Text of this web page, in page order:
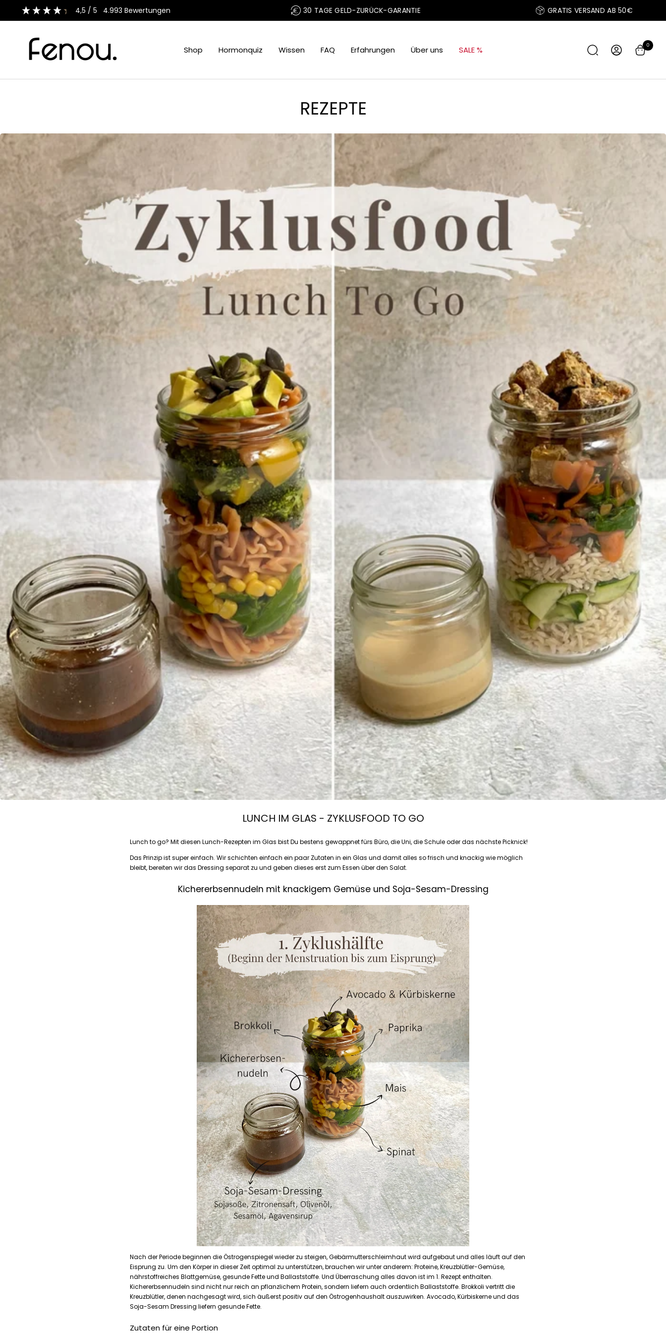
zum
4,5 / 5 4.993 Bewertungen 30 TAGE GELD-ZURÜCK-GARANTIE GRATIS VERSAND AB 50€
Shop Hormonquiz Wissen FAQ Erfahrungen Über uns SALE %
fenou 0
REZEPTE
LUNCH IM GLAS - ZYKLUSFOOD TO GO
Lunch to go? Mit diesen Lunch-Rezepten im Glas bist Du bestens gewappnet fürs Büro, die Uni, die Schule oder das nächste Picknick!
Das Prinzip ist super einfach. Wir schichten einfach ein paar Zutaten in ein Glas und damit alles so frisch und knackig wie möglich
bleibt, bereiten wir das Dressing separat zu und geben dieses erst zum Essen über den Salat.
Kichererbsennudeln mit knackigem Gemüse und Soja-Sesam-Dressing
Nach der Periode beginnen die Östrogenspiegel wieder zu steigen, Gebärmutterschleimhaut wird aufgebaut und alles läuft auf den
Eisprung zu. Um den Körper in dieser Zeit optimal zu unterstützen, brauchen wir unter anderem: Proteine, Kreuzblütler-Gemüse,
nährstoffreiches Blattgemüse, gesunde Fette und Ballaststoffe. Und Überraschung alles davon ist im 1. Rezept enthalten.
Kichererbsennudeln sind nicht nur reich an pflanzlichem Protein, sondern liefern auch ordentlich Ballaststoffe. Brokkoli vertritt die
Kreuzblütler, denen nachgesagt wird, sich äußerst positiv auf den Östrogenhaushalt auszuwirken. Avocado, Kürbiskerne und das
Soja-Sesam Dressing liefern gesunde Fette.
Zutaten für eine Portion